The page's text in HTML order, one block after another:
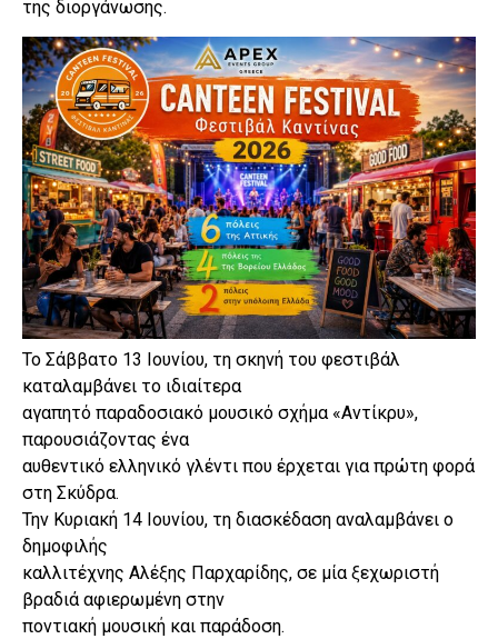
της διοργάνωσης.
Το Σάββατο 13 Ιουνίου, τη σκηνή του φεστιβάλ
καταλαμβάνει το ιδιαίτερα
αγαπητό παραδοσιακό μουσικό σχήμα «Αντίκρυ»,
παρουσιάζοντας ένα
αυθεντικό ελληνικό γλέντι που έρχεται για πρώτη φορά
στη Σκύδρα.
Την Κυριακή 14 Ιουνίου, τη διασκέδαση αναλαμβάνει ο
δημοφιλής
καλλιτέχνης Αλέξης Παρχαρίδης, σε μία ξεχωριστή
βραδιά αφιερωμένη στην
ποντιακή μουσική και παράδοση.